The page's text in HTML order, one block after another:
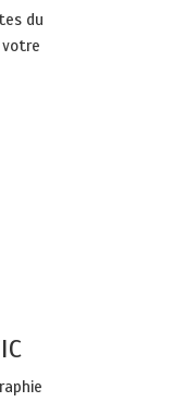
du
votre